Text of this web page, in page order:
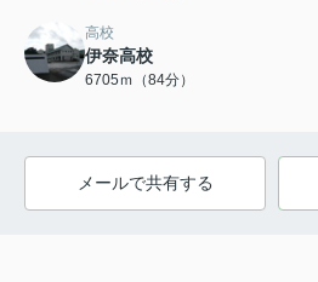
高校
伊奈高校
6705ｍ（84分）
メールで共有する